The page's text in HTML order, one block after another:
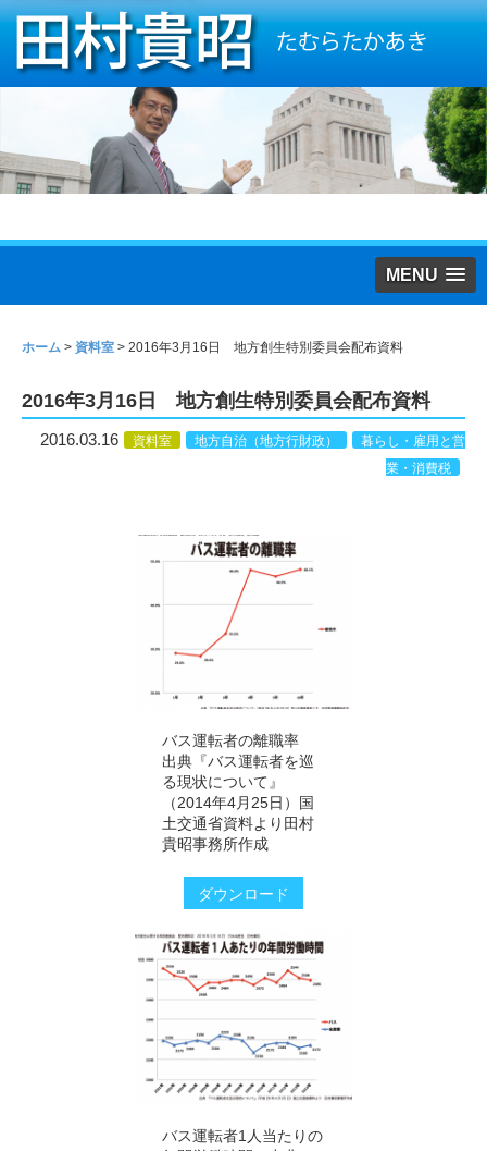
MENU
ホーム > 資料室 > 2016年3月16日 地方創生特別委員会配布資料
2016年3月16日 地方創生特別委員会配布資料
2016.03.16 資料室 地方自治（地方行財政）
暮らし・雇用と営
業・消費税
バス運転者の離職率
出典『バス運転者を巡
る現状について』
（2014年4月25日）国
土交通省資料より田村
貴昭事務所作成
ダウンロード
バス運転者1人当たりの